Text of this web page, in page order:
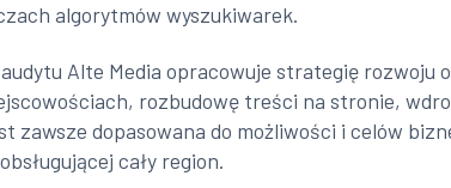
algorytmów wyszukiwarek.
Alte Media opracowuje strategię rozwoju
rozbudowę treści na stronie,
zawsze dopasowana do możliwości i celów
cały region.